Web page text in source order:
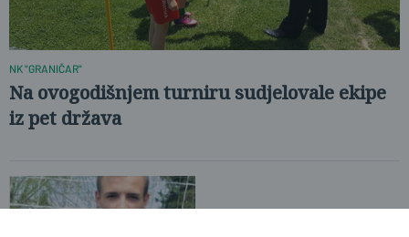
NK "GRANIČAR"
Na ovogodišnjem turniru sudjelovale ekipe
iz pet država